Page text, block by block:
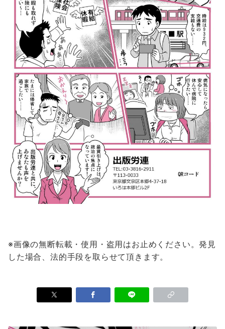
※画像の無断転載・使用・盗用はお止めください。発見
した場合、法的手段を取らせて頂きます。